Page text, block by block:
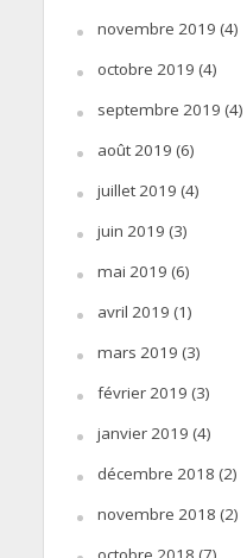
novembre 2019 (4)
octobre 2019 (4)
septembre 2019 (4)
août 2019 (6)
juillet 2019 (4)
juin 2019 (3)
mai 2019 (6)
avril 2019 (1)
mars 2019 (3)
février 2019 (3)
janvier 2019 (4)
décembre 2018 (2)
novembre 2018 (2)